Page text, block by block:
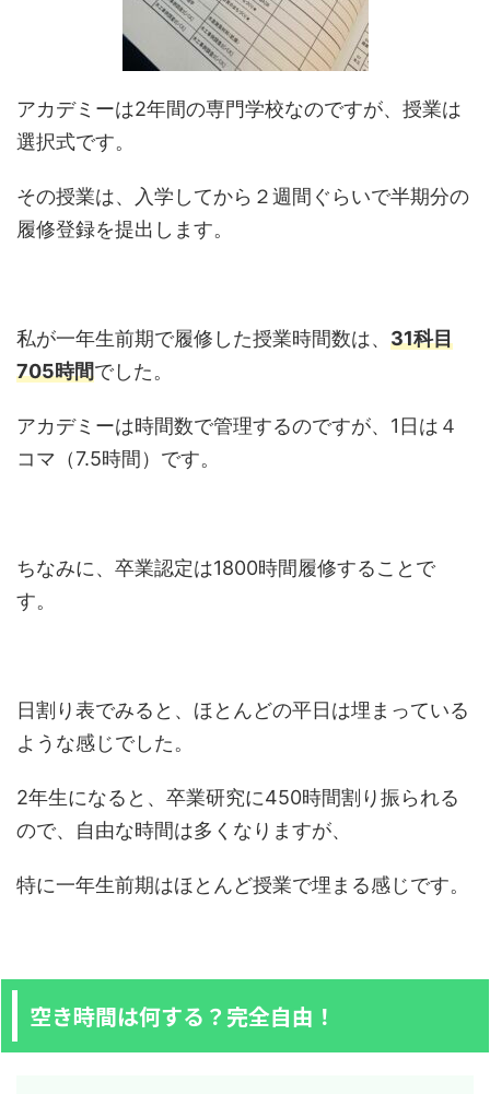
アカデミーは2年間の専門学校なのですが、授業は
選択式です。
その授業は、入学してから２週間ぐらいで半期分の
履修登録を提出します。
私が一年生前期で履修した授業時間数は、 31科目
705時間でした。
アカデミーは時間数で管理するのですが、1日は４
コマ（7.5時間）です。
ちなみに、卒業認定は1800時間履修することで
す。
日割り表でみると、ほとんどの平日は埋まっている
ような感じでした。
2年生になると、卒業研究に450時間割り振られる
ので、自由な時間は多くなりますが、
特に一年生前期はほとんど授業で埋まる感じです。
空き時間は何する？完全自由！